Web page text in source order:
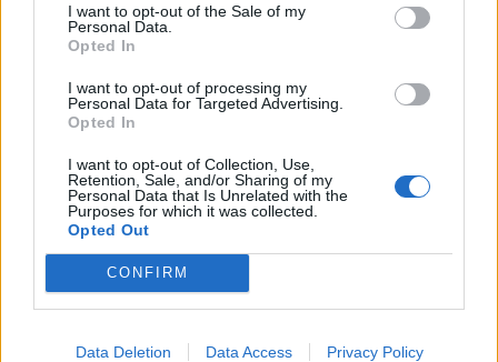
I want to opt-out of the Sale of my
Personal Data.
Opted In
I want to opt-out of processing my
Personal Data for Targeted Advertising.
Opted In
I want to opt-out of Collection, Use,
Retention, Sale, and/or Sharing of my
Personal Data that Is Unrelated with the
Purposes for which it was collected.
Opted Out
CONFIRM
Data Deletion Data Access Privacy Policy
Genau das ist gemeint, wenn man von Statement Pieces spricht.